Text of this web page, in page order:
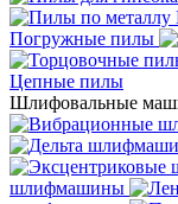
Погружные пилы
Цепные пилы
Шлифовальные
шлифмашины